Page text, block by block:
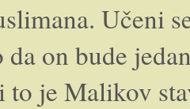
Učeni
on bude
to je Malikov